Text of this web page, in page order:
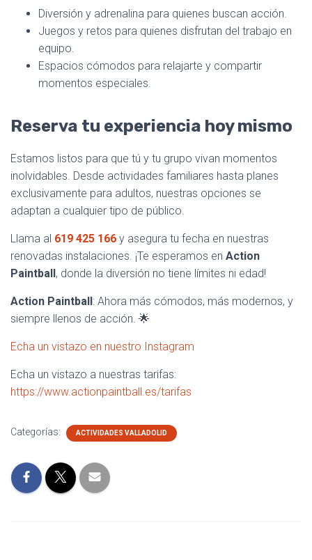
Diversión y adrenalina para quienes buscan acción.
Juegos y retos para quienes disfrutan del trabajo en
equipo.
Espacios cómodos para relajarte y compartir
momentos especiales.
Reserva tu experiencia hoy mismo
Estamos listos para que tú y tu grupo vivan momentos
inolvidables. Desde actividades familiares hasta planes
exclusivamente para adultos, nuestras opciones se
adaptan a cualquier tipo de público.
Llama al 619 425 166 y asegura tu fecha en nuestras
renovadas instalaciones. ¡Te esperamos en Action
Paintball, donde la diversión no tiene límites ni edad!
Action Paintball: Ahora más cómodos, más modernos, y
siempre llenos de acción. 🌟
Echa un vistazo en nuestro Instagram
Echa un vistazo a nuestras tarifas:
https://www.actionpaintball.es/tarifas
Categorías: ACTIVIDADES VALLADOLID